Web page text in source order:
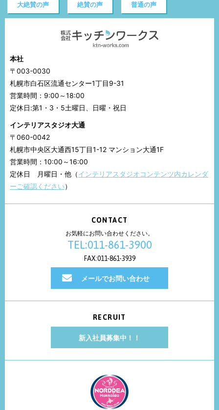
大絶賛の声 絶賛の声 普通の声
本社
〒003-0030
札幌市白石区流通センター1丁目9-31
営業時間：9:00～18:00
定休日:第1・3・5土曜日、日曜・祝日
インテリアスタジオ大通
〒060-0042
札幌市中央区大通西15丁目1-12 マンション大通1F
営業時間：10:00～16:00
定休日 月曜日・他（インテリアスタジオコンテンツ内カレンダ
ーご確認ください）
CONTACT
お気軽にお問い合わせください。
TEL:011-861-3900
FAX:011-861-3939
メールでお問い合わせ
RECRUIT
新入社員募集中！！